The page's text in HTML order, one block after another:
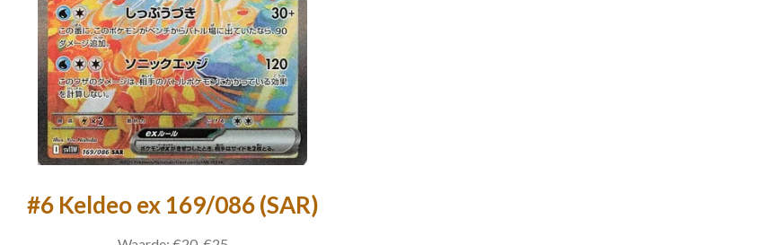
#6 Keldeo ex 169/086 (SAR)